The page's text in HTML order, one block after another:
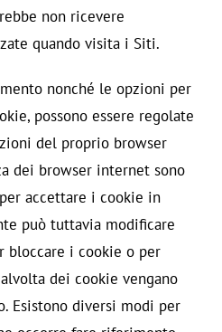
non ricevere
quando visita i Siti.
nonché le opzioni per
possono essere regolate
del proprio browser
dei browser internet sono
accettare i cookie in
può tuttavia modificare
bloccare i cookie o per
dei cookie vengano
Esistono diversi modi per